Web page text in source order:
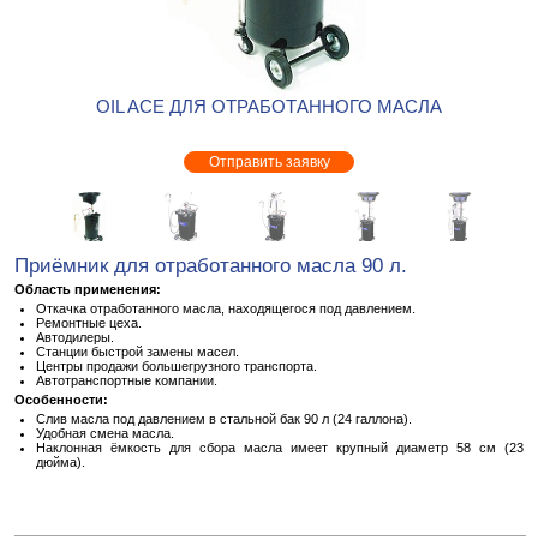
OIL ACE ДЛЯ ОТРАБОТАННОГО МАСЛА
Отправить заявку
При­ём­ник для от­ра­бо­тан­но­го масла 90 л.
Об­ласть при­ме­не­ния:
От­кач­ка от­ра­бо­тан­но­го масла, на­хо­дя­ще­го­ся под дав­ле­ни­ем.
Ре­монт­ные цеха.
Ав­то­ди­ле­ры.
Стан­ции быст­рой за­ме­ны масел.
Цен­тры про­да­жи боль­ше­груз­но­го транс­пор­та.
Ав­то­транс­порт­ные ком­па­нии.
Осо­бен­но­сти:
Слив масла под дав­ле­ни­ем в сталь­ной бак 90 л (24 гал­ло­на).
Удоб­ная смена масла.
На­клон­ная ём­кость для сбора масла имеет круп­ный диа­метр 58 см (23
дюйма).